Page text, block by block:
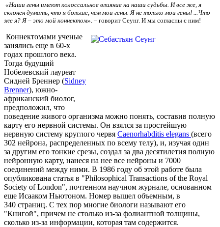
«Наши гены имеют колоссальное влияние на наши судьбы. И все же, я
склонен думать, что я больше, чем мои гены. Я не только мои гены! ...Что
же я? Я – это мой коннектом» . – говорит Сеунг. И мы согласны с ним!
Коннектомами ученые
занялись еще в 60-х
годах прошлого века.
Тогда будущий
Нобелевский лауреат
Сидней Бреннер (Sidney
Brenner), южно-
африканский биолог,
предположил, что
поведение живого организма можно понять, составив полную
карту его нервной системы. Он взялся за простейшую
нервную систему круглого червя Caenorhabditis elegans (всего
302 нейрона, распределенных по всему телу), и, изучая один
за другим его тонкие срезы, создал за два десятилетия полную
нейронную карту, нанеся на нее все нейроны и 7000
соединений между ними. В 1986 году об этой работе была
опубликована статья в "Philosophical Transactions of the Royal
Society of London", почтенном научном журнале, основанном
еще Исааком Ньютоном. Номер вышел объемным, в
340 страниц. С тех пор многие биологи называют его
"Книгой", причем не столько из-за фолиантной толщины,
сколько из-за информации, которая там содержится.